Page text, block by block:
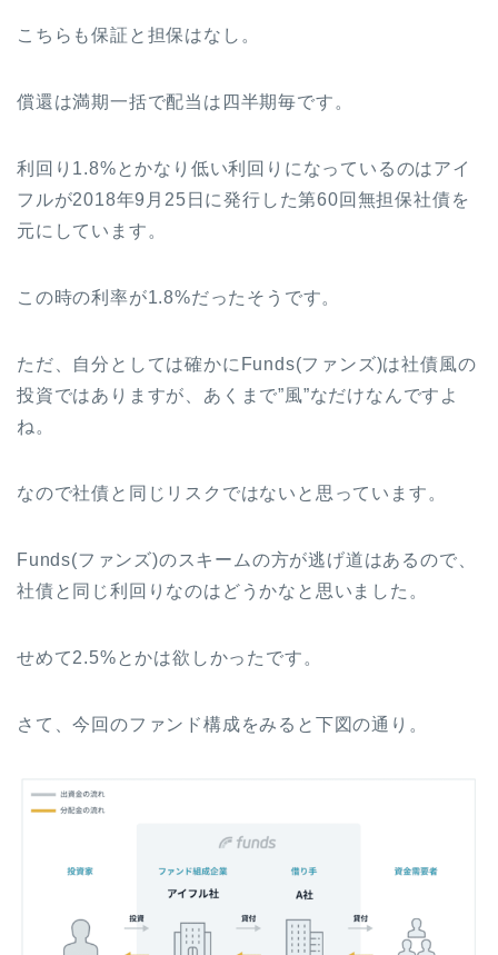
こちらも保証と担保はなし。
償還は満期一括で配当は四半期毎です。
利回り1.8%とかなり低い利回りになっているのはアイ
フルが2018年9月25日に発行した第60回無担保社債を
元にしています。
この時の利率が1.8%だったそうです。
ただ、自分としては確かにFunds(ファンズ)は社債風の
投資ではありますが、あくまで”風”なだけなんですよ
ね。
なので社債と同じリスクではないと思っています。
Funds(ファンズ)のスキームの方が逃げ道はあるので、
社債と同じ利回りなのはどうかなと思いました。
せめて2.5%とかは欲しかったです。
さて、今回のファンド構成をみると下図の通り。